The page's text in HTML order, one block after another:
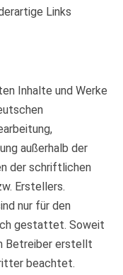
Links
Inhalte und Werke
außerhalb der
der schriftlichen
Erstellers.
nur für den
gestattet. Soweit
Betreiber erstellt
beachtet.